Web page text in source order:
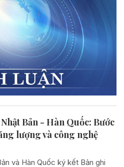
Bản - Hàn Quốc: Bước
lượng và công nghệ
và Hàn Quốc ký kết Bản ghi